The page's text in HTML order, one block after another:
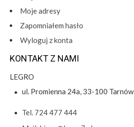
Moje adresy
Zapomniałem hasło
Wyloguj z konta
KONTAKT Z NAMI
LEGRO
ul. Promienna 24a, 33-100 Tarnów
Tel. 724 477 444